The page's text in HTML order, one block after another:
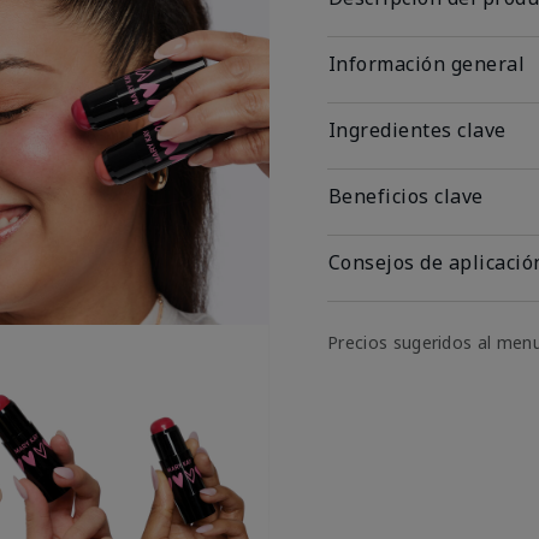
Información general
Ingredientes clave
Beneficios clave
Consejos de
Precios sugeridos al